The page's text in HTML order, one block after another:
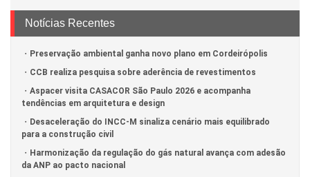
Notícias Recentes
Preservação ambiental ganha novo plano em Cordeirópolis
CCB realiza pesquisa sobre aderência de revestimentos
Aspacer visita CASACOR São Paulo 2026 e acompanha
tendências em arquitetura e design
Desaceleração do INCC-M sinaliza cenário mais equilibrado
para a construção civil
Harmonização da regulação do gás natural avança com adesão
da ANP ao pacto nacional